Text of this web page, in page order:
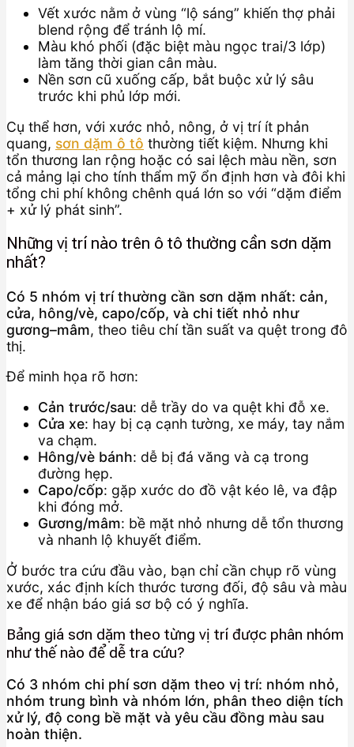
Vết xước nằm ở vùng “lộ sáng” khiến thợ phải
blend rộng để tránh lộ mí.
Màu khó phối (đặc biệt màu ngọc trai/3 lớp)
làm tăng thời gian cân màu.
Nền sơn cũ xuống cấp, bắt buộc xử lý sâu
trước khi phủ lớp mới.
Cụ thể hơn, với xước nhỏ, nông, ở vị trí ít phản
quang, sơn dặm ô tô thường tiết kiệm. Nhưng khi
tổn thương lan rộng hoặc có sai lệch màu nền, sơn
cả mảng lại cho tính thẩm mỹ ổn định hơn và đôi khi
tổng chi phí không chênh quá lớn so với “dặm điểm
+ xử lý phát sinh”.
Những vị trí nào trên ô tô thường cần sơn dặm
nhất?
Có 5 nhóm vị trí thường cần sơn dặm nhất: cản,
cửa, hông/vè, capo/cốp, và chi tiết nhỏ như
gương–mâm, theo tiêu chí tần suất va quệt trong đô
thị.
Để minh họa rõ hơn:
Cản trước/sau: dễ trầy do va quệt khi đỗ xe.
Cửa xe: hay bị cạ cạnh tường, xe máy, tay nắm
va chạm.
Hông/vè bánh: dễ bị đá văng và cạ trong
đường hẹp.
Capo/cốp: gặp xước do đồ vật kéo lê, va đập
khi đóng mở.
Gương/mâm: bề mặt nhỏ nhưng dễ tổn thương
và nhanh lộ khuyết điểm.
Ở bước tra cứu đầu vào, bạn chỉ cần chụp rõ vùng
xước, xác định kích thước tương đối, độ sâu và màu
xe để nhận báo giá sơ bộ có ý nghĩa.
Bảng giá sơn dặm theo từng vị trí được phân nhóm
như thế nào để dễ tra cứu?
Có 3 nhóm chi phí sơn dặm theo vị trí: nhóm nhỏ,
nhóm trung bình và nhóm lớn, phân theo diện tích
xử lý, độ cong bề mặt và yêu cầu đồng màu sau
hoàn thiện.